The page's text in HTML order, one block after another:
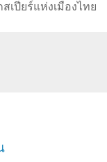
เปียร์แห่งเมืองไทย